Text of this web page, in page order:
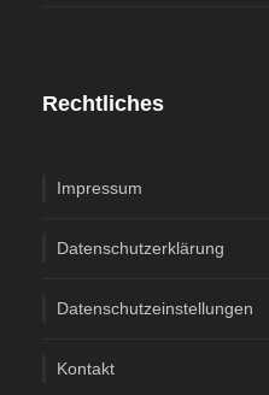
Rechtliches
Impressum
Datenschutzerklärung
Datenschutzeinstellungen
Kontakt